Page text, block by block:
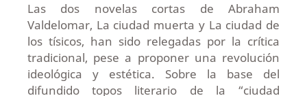
Las dos novelas cortas de Abraham
Valdelomar, La ciudad muerta y La ciudad de
los tísicos, han sido relegadas por la crítica
tradicional, pese a proponer una revolución
ideológica y estética. Sobre la base del
difundido topos literario de la “ciudad